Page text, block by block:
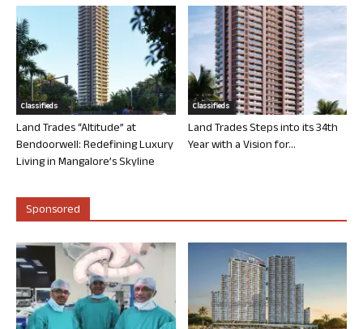
Classifieds
Land Trades “Altitude” at
Bendoorwell: Redefining Luxury
Living in Mangalore’s Skyline
Classifieds
Land Trades Steps into its 34th
Year with a Vision for...
Sponsored